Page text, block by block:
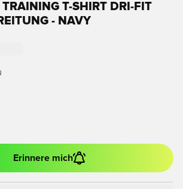
T-SHIRT DRI-FIT
- NAVY
Erinnere mich